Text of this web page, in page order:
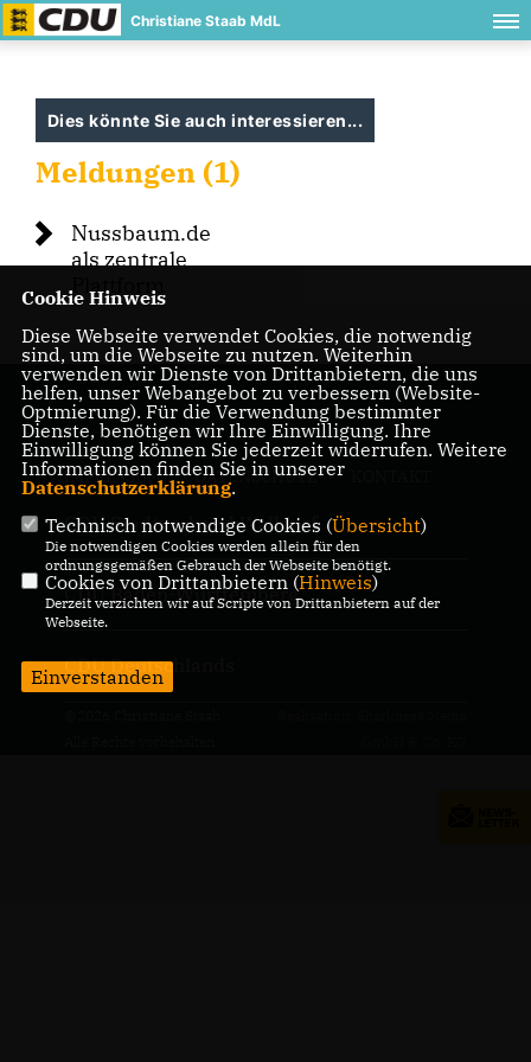
Christiane Staab MdL
Dies könnte Sie auch interessieren...
Meldungen (1)
Nussbaum.de
als zentrale
Plattform
IMPRESSUM DATENSCHUTZ
CDU Stadtverband Walldorf
CDU Baden-Württemberg
CDU Deutschlands
Cookie Hinweis
Diese Webseite verwendet Cookies, die notwendig
sind, um die Webseite zu nutzen. Weiterhin
verwenden wir Dienste von Drittanbietern, die uns
helfen, unser Webangebot zu verbessern (Website-
Optmierung). Für die Verwendung bestimmter
Dienste, benötigen wir Ihre Einwilligung. Ihre
Einwilligung können Sie jederzeit widerrufen. Weitere
Informationen finden Sie in unserer
Datenschutzerklärung.
Technisch notwendige Cookies (Übersicht)
Die notwendigen Cookies werden allein für den
ordnungsgemäßen Gebrauch der Webseite benötigt.
Cookies von Drittanbietern (Hinweis)
Derzeit verzichten wir auf Scripte von Drittanbietern auf der
Webseite.
Einverstanden